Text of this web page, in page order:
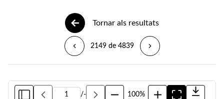
Tornar als resultats
2149 de 4839
/- 100%